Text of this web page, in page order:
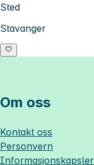
Sted
Stavanger
Om oss
Kontakt oss
Personvern
Informasjonskapsler